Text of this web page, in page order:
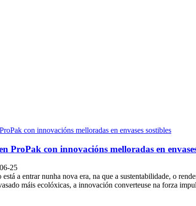
ProPak con innovacións melloradas en
25
a entrar nunha nova era, na que a sustentabilidade, o
máis ecolóxicas, a innovación converteuse na forza